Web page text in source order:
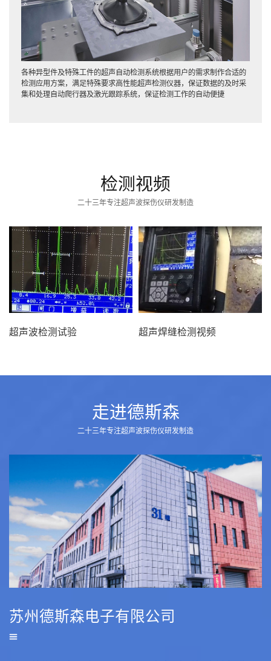
各种异型件及特殊工件的超声自动检测系统根据用户的需求制作合适的
检测应用方案，满足特殊要求高性能超声检测仪器，保证数据的及时采
集和处理自动爬行器及激光跟踪系统，保证检测工作的自动便捷
检测视频
二十三年专注超声波探伤仪研发制造
超声波检测试验 超声焊缝检测视频
走进德斯森
二十三年专注超声波探伤仪研发制造
苏州德斯森电子有限公司